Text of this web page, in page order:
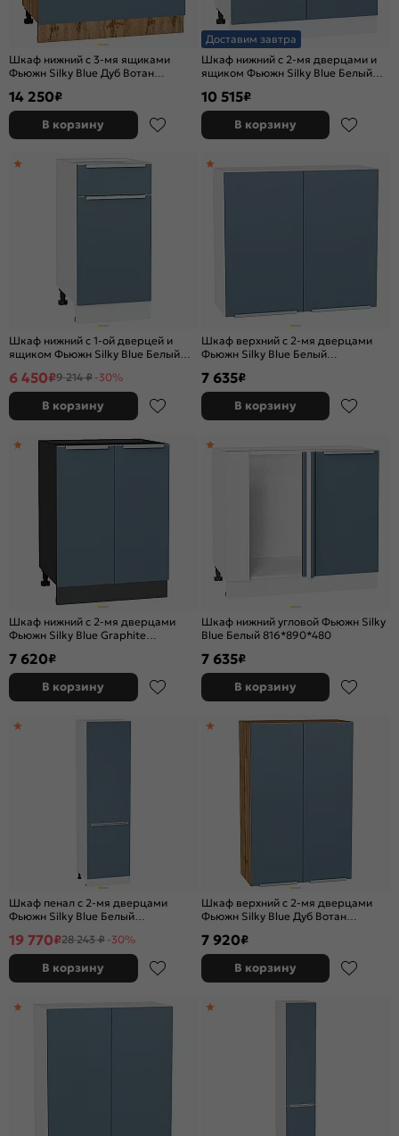
Шкаф нижний с 3-мя ящиками
Фьюжн Silky Blue Дуб Вотан
14 250₽
В корзину
Доставим завтра
Шкаф нижний с 2-мя дверцами и
ящиком Фьюжн Silky Blue Белый
10 515₽
В корзину
Шкаф нижний с 1-ой дверцей и
ящиком Фьюжн Silky Blue Белый
6 450₽9 214 ₽ -30%
В корзину
Шкаф верхний с 2-мя дверцами
Фьюжн Silky Blue Белый
7 635₽
В корзину
Шкаф нижний с 2-мя дверцами
Фьюжн Silky Blue Graphite
7 620₽
В корзину
Шкаф нижний угловой Фьюжн Silky
Blue Белый 816*890*480
7 635₽
В корзину
Шкаф пенал с 2-мя дверцами
Фьюжн Silky Blue Белый
19 770₽28 243 ₽ -30%
В корзину
Шкаф верхний с 2-мя дверцами
Фьюжн Silky Blue Дуб Вотан
7 920₽
В корзину